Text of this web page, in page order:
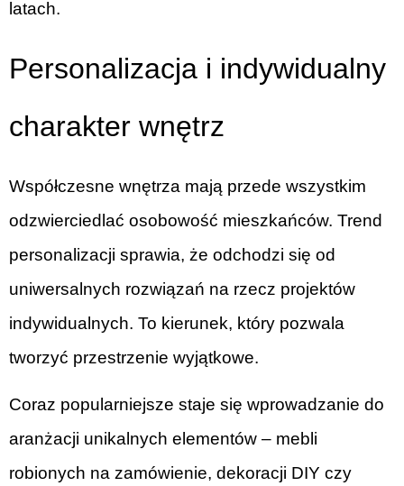
latach.
Personalizacja i indywidualny
charakter wnętrz
Współczesne wnętrza mają przede wszystkim
odzwierciedlać osobowość mieszkańców. Trend
personalizacji sprawia, że odchodzi się od
uniwersalnych rozwiązań na rzecz projektów
indywidualnych. To kierunek, który pozwala
tworzyć przestrzenie wyjątkowe.
Coraz popularniejsze staje się wprowadzanie do
aranżacji unikalnych elementów – mebli
robionych na zamówienie, dekoracji DIY czy